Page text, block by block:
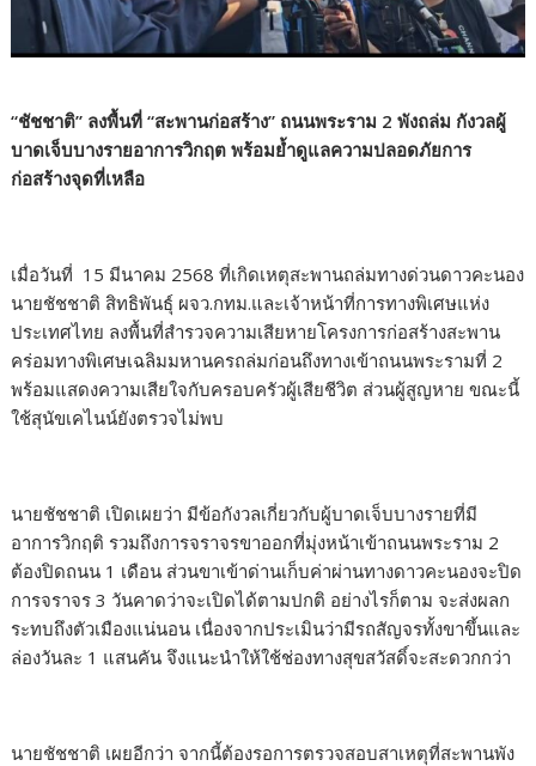
“ชัชชาติ” ลงพื้นที่ “สะพานก่อสร้าง” ถนนพระราม 2 พังถล่ม กังวลผู้
บาดเจ็บบางรายอาการวิกฤต พร้อมย้ำดูแลความปลอดภัยการ
ก่อสร้างจุดที่เหลือ
เมื่อวันที่ 15 มีนาคม 2568 ที่เกิดเหตุสะพานถล่มทางด่วนดาวคะนอง
นายชัชชาติ สิทธิพันธุ์ ผจว.กทม.และเจ้าหน้าที่การทางพิเศษแห่ง
ประเทศไทย ลงพื้นที่สำรวจความเสียหายโครงการก่อสร้างสะพาน
คร่อมทางพิเศษเฉลิมมหานครถล่มก่อนถึงทางเข้าถนนพระรามที่ 2
พร้อมแสดงความเสียใจกับครอบครัวผู้เสียชีวิต ส่วนผู้สูญหาย ขณะนี้
ใช้สุนัขเคไนน์ยังตรวจไม่พบ
นายชัชชาติ เปิดเผยว่า มีข้อกังวลเกี่ยวกับผู้บาดเจ็บบางรายที่มี
อาการวิกฤติ รวมถึงการจราจรขาออกที่มุ่งหน้าเข้าถนนพระราม 2
ต้องปิดถนน 1 เดือน ส่วนขาเข้าด่านเก็บค่าผ่านทางดาวคะนองจะปิด
การจราจร 3 วันคาดว่าจะเปิดได้ตามปกติ อย่างไรก็ตาม จะส่งผลก
ระทบถึงตัวเมืองแน่นอน เนื่องจากประเมินว่ามีรถสัญจรทั้งขาขึ้นและ
ล่องวันละ 1 แสนคัน จึงแนะนำให้ใช้ช่องทางสุขสวัสดิ์จะสะดวกกว่า
นายชัชชาติ เผยอีกว่า จากนี้ต้องรอการตรวจสอบสาเหตุที่สะพานพัง